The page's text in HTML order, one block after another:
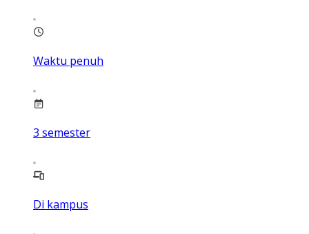
Waktu penuh
3 semester
Di kampus